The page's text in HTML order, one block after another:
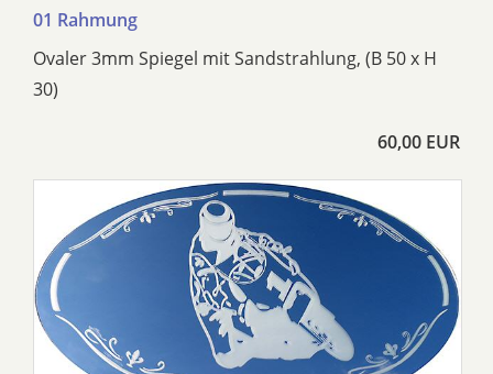
01 Rahmung
Ovaler 3mm Spiegel mit Sandstrahlung, (B 50 x H
30)
60,00 EUR